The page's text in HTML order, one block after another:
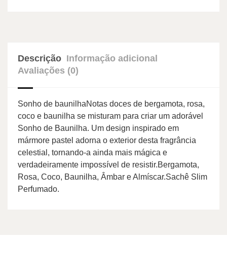
Descrição Informação adicional
Avaliações (0)
Sonho de baunilhaNotas doces de bergamota, rosa,
coco e baunilha se misturam para criar um adorável
Sonho de Baunilha. Um design inspirado em
mármore pastel adorna o exterior desta fragrância
celestial, tornando-a ainda mais mágica e
verdadeiramente impossível de resistir.Bergamota,
Rosa, Coco, Baunilha, Âmbar e Almíscar.Sachê Slim
Perfumado.